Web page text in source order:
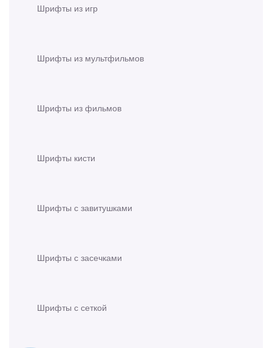
Шрифты из игр
Шрифты из мультфильмов
Шрифты из фильмов
Шрифты кисти
Шрифты с завитушками
Шрифты с засечками
Шрифты с сеткой